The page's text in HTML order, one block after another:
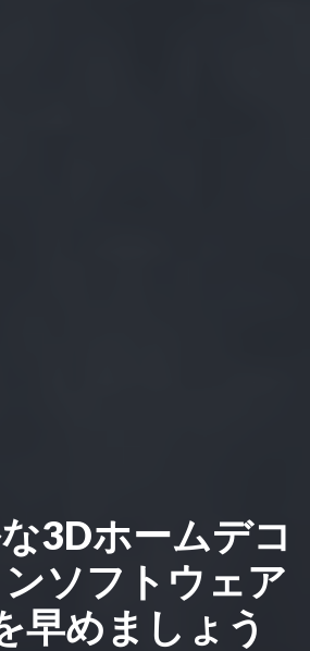
3Dホームデコ
ソフトウェア
早めましょう